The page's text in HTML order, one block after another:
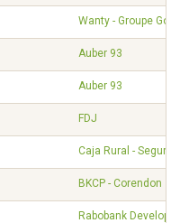
Wanty - Groupe
Auber 93
Auber 93
FDJ
Caja Rural - Seguros
BKCP - Corendon
Rabobank